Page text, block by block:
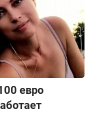
евро